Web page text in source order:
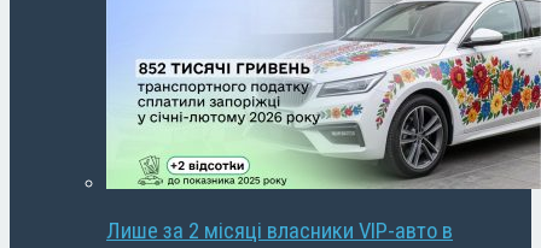
Лише за 2 місяці власники VIP-авто в